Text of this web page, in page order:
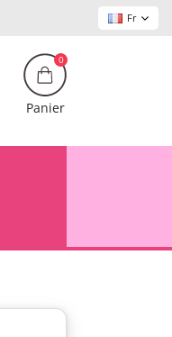
Fr
0
Panier